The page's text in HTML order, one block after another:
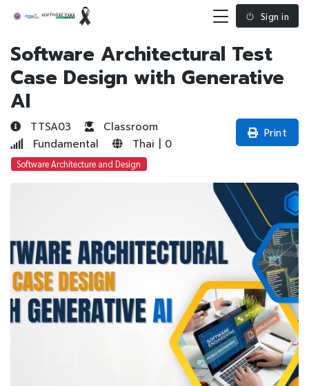
Sign in
Software Architectural Test
Case Design with Generative
AI
TTSA03
Classroom
Fundamental
Thai | 0
Software Architecture and Design
Print